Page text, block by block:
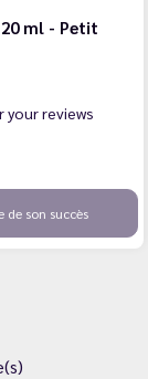
ml - Petit
your reviews
de son succès